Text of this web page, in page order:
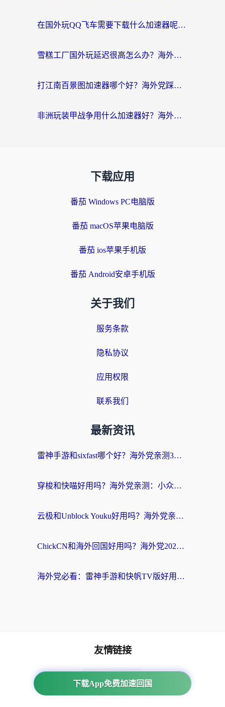
在国外玩QQ飞车需要下载什么加速器呢？海外党亲测有效的国服游戏加速指南
雪糕工厂国外玩延迟很高怎么办？海外玩家国服游戏加速终极攻略（附实测推荐）
打江南百景图加速器哪个好？海外党踩坑N次后，终于找到不卡的秘诀
非洲玩装甲战争用什么加速器好？海外党亲测有效的国服游戏加速方案
下载应用
番茄 Windows PC电脑版
番茄 macOS苹果电脑版
番茄 ios苹果手机版
番茄 Android安卓手机版
关于我们
服务条款
隐私协议
应用权限
联系我们
最新资讯
雷神手游和sixfast哪个好？海外党亲测3款回国加速器，教你选对不踩坑
穿梭和快喵好用吗？海外党亲测：小众加速器对比+番茄加速器深度体验
云极和Unblock Youku好用吗？海外党亲测+2026回国加速器避坑指南
ChickCN和海外回国好用吗？海外党2026亲测：从手游到影音，选对加速器的3个关键
海外党必看：雷神手游和快帆TV版好用吗？3步选对回国加速器不踩坑
下载App免费加速回国
友情链接
番茄加速器